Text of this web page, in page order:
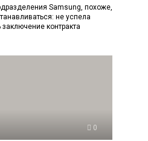
Samsung, похоже,
не успела
контракта
0